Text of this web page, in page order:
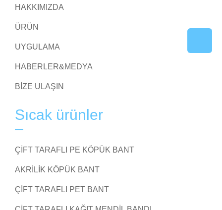
HAKKIMIZDA
ÜRÜN
UYGULAMA
HABERLER&MEDYA
BIZE ULAŞIN
Sıcak ürünler
ÇIFT TARAFLI PE KÖPÜK BANT
AKRILIK KÖPÜK BANT
ÇIFT TARAFLI PET BANT